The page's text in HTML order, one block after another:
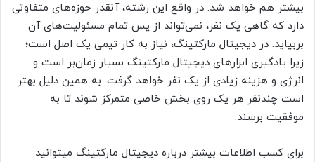
بیشتر هم خواهد شد. در واقع این رشته، آنقدر حوزه‌های متفاوتی
دارد که گاهی یک نفر، نمی‌تواند از پس تمام مسئولیت‌های آن
بربیاید. در دیجیتال مارکتینگ، نیاز به کار تیمی یک اصل است؛
زیرا یادگیری ابزارهای دیجیتال مارکتینگ بسیار زمان‌بر است و
انرژی و هزینه زیادی از یک نفر خواهد گرفت. به همین دلیل بهتر
است چندنفر هر یک روی بخش خاصی متمرکز شوند تا به
موفقیت برسند.
برای کسب اطلاعات بیشتر درباره دیجیتال مارکتینگ میتوانید